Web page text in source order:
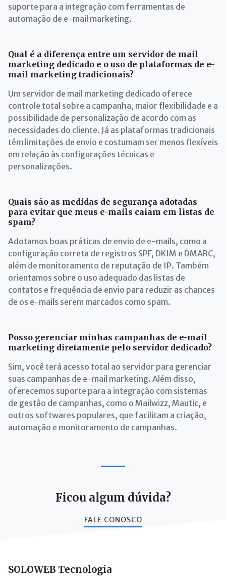
suporte para a integração com ferramentas de
automação de e-mail marketing.
Qual é a diferença entre um servidor de mail
marketing dedicado e o uso de plataformas de e-
mail marketing tradicionais?
Um servidor de mail marketing dedicado oferece
controle total sobre a campanha, maior flexibilidade e a
possibilidade de personalização de acordo com as
necessidades do cliente. Já as plataformas tradicionais
têm limitações de envio e costumam ser menos flexíveis
em relação às configurações técnicas e
personalizações.
Quais são as medidas de segurança adotadas
para evitar que meus e-mails caiam em listas de
spam?
Adotamos boas práticas de envio de e-mails, como a
configuração correta de registros SPF, DKIM e DMARC,
além de monitoramento de reputação de IP. Também
orientamos sobre o uso adequado das listas de
contatos e frequência de envio para reduzir as chances
de os e-mails serem marcados como spam.
Posso gerenciar minhas campanhas de e-mail
marketing diretamente pelo servidor dedicado?
Sim, você terá acesso total ao servidor para gerenciar
suas campanhas de e-mail marketing. Além disso,
oferecemos suporte para a integração com sistemas
de gestão de campanhas, como o Mailwizz, Mautic, e
outros softwares populares, que facilitam a criação,
automação e monitoramento de campanhas.
Ficou algum dúvida?
FALE CONOSCO
SOLOWEB Tecnologia